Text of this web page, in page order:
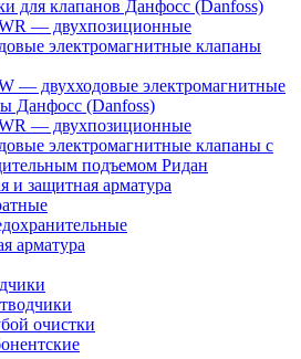
для клапанов Данфосс (Danfoss)
— двухпозиционные
электромагнитные клапаны
— двухходовые электромагнитные
Данфосс (Danfoss)
— двухпозиционные
электромагнитные клапаны с
подъемом Ридан
и защитная арматура
арматура
очистки